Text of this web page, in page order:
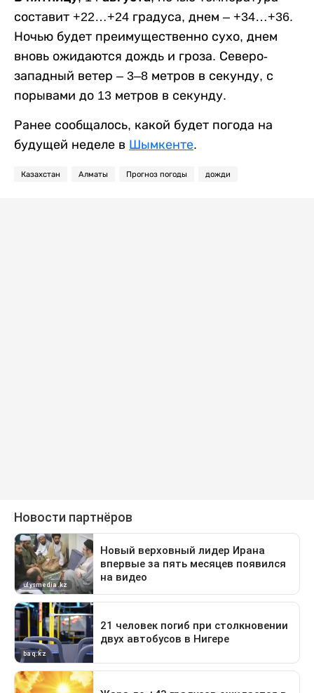
составит +22…+24 градуса, днем – +34…+36.
Ночью будет преимущественно сухо, днем
вновь ожидаются дождь и гроза. Северо-
западный ветер – 3–8 метров в секунду, с
порывами до 13 метров в секунду.
Ранее сообщалось, какой будет погода на
будущей неделе в Шымкенте.
Казахстан Алматы Прогноз погоды дожди